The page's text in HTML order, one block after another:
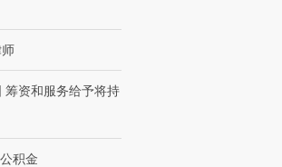
筹资和服务给予将持
积金